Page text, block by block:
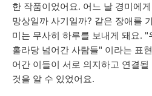
한 작품이었어요. 어느 날 경미에
망상일까 사기일까? 같은 장애를
미는 무사히 하루를 보내게 돼요.
홀라당 넘어간 사람들" 이라는 표
어간 이들이 서로 의지하고 연결
것을 알 수 있었어요.